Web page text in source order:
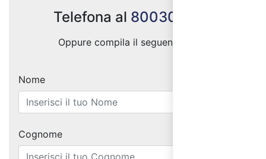
Telefona al 800300333
Oppure compila il seguente form:
Nome
Cognome